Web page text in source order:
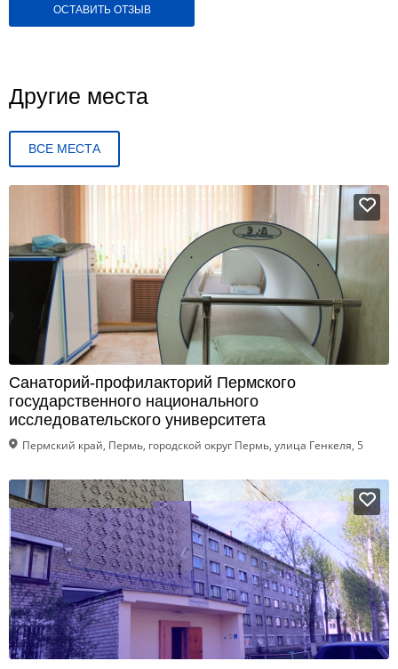
ОСТАВИТЬ ОТЗЫВ
Другие места
ВСЕ МЕСТА
Санаторий-профилакторий Пермского
государственного национального
исследовательского университета
Пермский край, Пермь, городской округ Пермь, улица Генкеля, 5